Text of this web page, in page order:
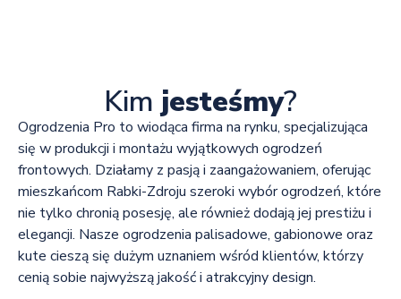
Kim jesteśmy?
Ogrodzenia Pro to wiodąca firma na rynku, specjalizująca
się w produkcji i montażu wyjątkowych ogrodzeń
frontowych. Działamy z pasją i zaangażowaniem, oferując
mieszkańcom Rabki-Zdroju szeroki wybór ogrodzeń, które
nie tylko chronią posesję, ale również dodają jej prestiżu i
elegancji. Nasze ogrodzenia palisadowe, gabionowe oraz
kute cieszą się dużym uznaniem wśród klientów, którzy
cenią sobie najwyższą jakość i atrakcyjny design.